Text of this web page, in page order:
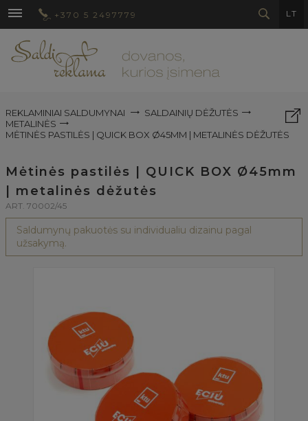
+370 5 2497779 LT
REKLAMINIAI SALDUMYNAI
SALDAINIŲ DĖŽUTĖS
METALINĖS
MĖTINĖS PASTILĖS | QUICK BOX Ø45MM | METALINĖS DĖŽUTĖS
Mėtinės pastilės | QUICK BOX Ø45mm
| metalinės dėžutės
ART. 70002/45
Saldumynų pakuotės su individualiu dizainu pagal
užsakymą.